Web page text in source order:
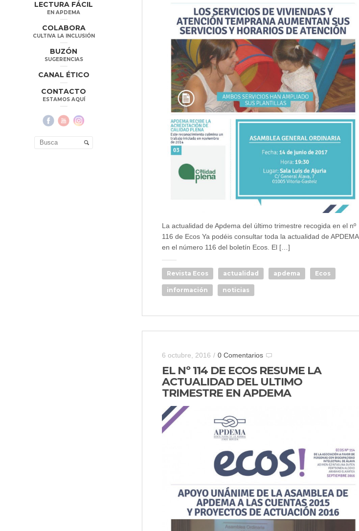
LECTURA FÁCIL
EN APDEMA
COLABORA
CULTIVA LA INCLUSIÓN
BUZÓN
SUGERENCIAS
CANAL ÉTICO
CONTACTO
ESTAMOS AQUÍ
La actualidad de Apdema del último trimestre recogida en el nº
116 de Ecos Ya podéis consultar toda la actualidad de APDEMA
en el número 116 del boletín Ecos. El […]
Revista Ecos actualidad apdema Ecos
información noticias
6 octubre, 2016 / 0 Comentarios
EL Nº 114 DE ECOS RESUME LA
ACTUALIDAD DEL ULTIMO
TRIMESTRE EN APDEMA